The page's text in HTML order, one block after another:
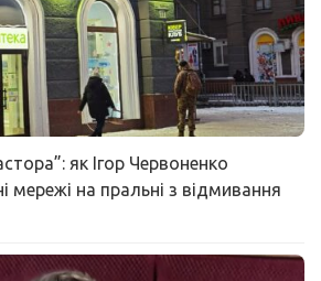
як Ігор Червоненко
мережі на пральні з відмивання